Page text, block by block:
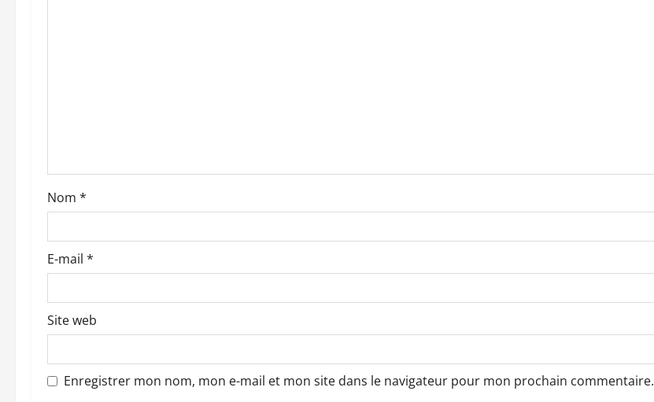
a
r
t
i
c
l
e
Nom *
E-mail *
Site web
Enregistrer mon nom, mon e-mail et mon site dans le navigateur pour mon prochain commentaire.